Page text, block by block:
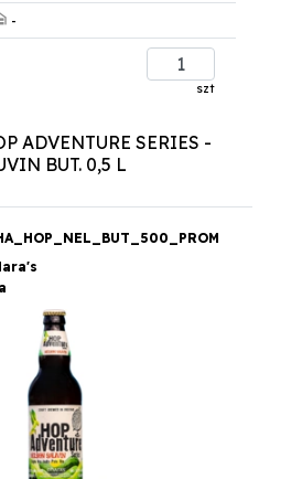
-
szt
ADVENTURE SERIES -
BUT. 0,5 L